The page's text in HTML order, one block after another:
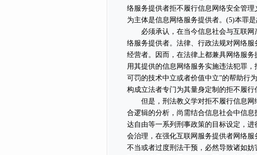
络服务提供者拒不履行信息网络安全管
为主体是信息网络服务提供者。(5)本罪是
必须承认，在当今信息社会与互联网
络服务提供者。法律、行政法规对网络
经营者。因而，在法律上都兼具网络服
用其提供的信息网络服务实施违法犯罪
可罚的技术中立或者价值中立”的帮助行
构成立法者专门为其量身定制的拒不履行
但是，刑法教义学对拒不履行信息网
合逻辑的分析，尚需结合信息社会中信
达自由等一系列刑事政策的目标设定，
会治理，在强化互联网服务提供者网络
不当或者过度刑法干预，必然导致诸如